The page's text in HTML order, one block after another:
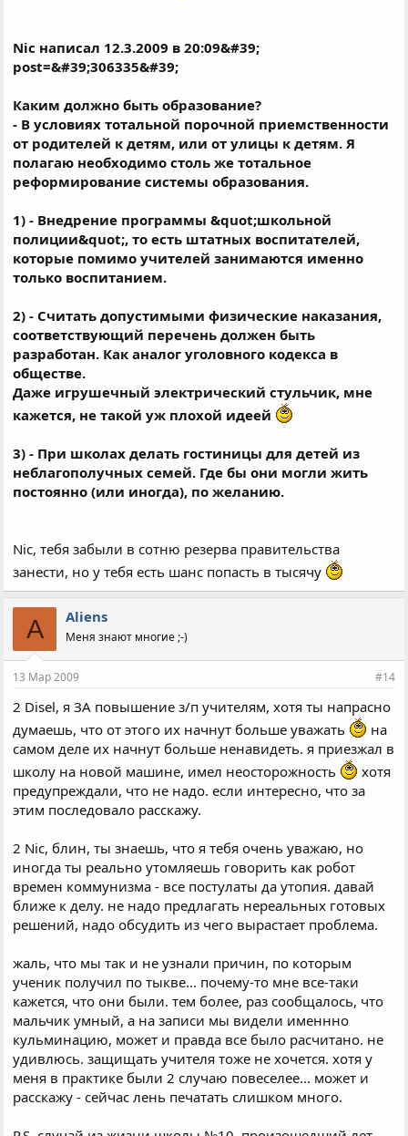
Nic написал 12.3.2009 в 20:09&#39;
post=&#39;306335&#39;
Каким должно быть образование?
- В условиях тотальной порочной приемственности
от родителей к детям, или от улицы к детям. Я
полагаю необходимо столь же тотальное
реформирование системы образования.
1) - Внедрение программы &quot;школьной
полиции&quot;, то есть штатных воспитателей,
которые помимо учителей занимаются именно
только воспитанием.
2) - Считать допустимыми физические наказания,
соответствующий перечень должен быть
разработан. Как аналог уголовного кодекса в
обществе.
Даже игрушечный электрический стульчик, мне
кажется, не такой уж плохой идеей
3) - При школах делать гостиницы для детей из
неблагополучных семей. Где бы они могли жить
постоянно (или иногда), по желанию.
Nic, тебя забыли в сотню резерва правительства
занести, но у тебя есть шанс попасть в тысячу
A Aliens
Меня знают многие ;-)
13 Мар 2009 #14
2 Disel, я ЗА повышение з/п учителям, хотя ты напрасно
думаешь, что от этого их начнут больше уважать
на
самом деле их начнут больше ненавидеть. я приезжал в
школу на новой машине, имел неосторожность
хотя
предупреждали, что не надо. если интересно, что за
этим последовало расскажу.
2 Nic, блин, ты знаешь, что я тебя очень уважаю, но
иногда ты реально утомляешь говорить как робот
времен коммунизма - все постулаты да утопия. давай
ближе к делу. не надо предлагать нереальных готовых
решений, надо обсудить из чего вырастает проблема.
жаль, что мы так и не узнали причин, по которым
ученик получил по тыкве... почему-то мне все-таки
кажется, что они были. тем более, раз сообщалось, что
мальчик умный, а на записи мы видели именнно
кульминацию, может и правда все было расчитано. не
удивлюсь. защищать учителя тоже не хочется. хотя у
меня в практике были 2 случаю повеселее... может и
расскажу - сейчас лень печатать слишком много.